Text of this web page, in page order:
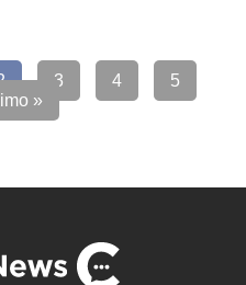
3 4
5
»